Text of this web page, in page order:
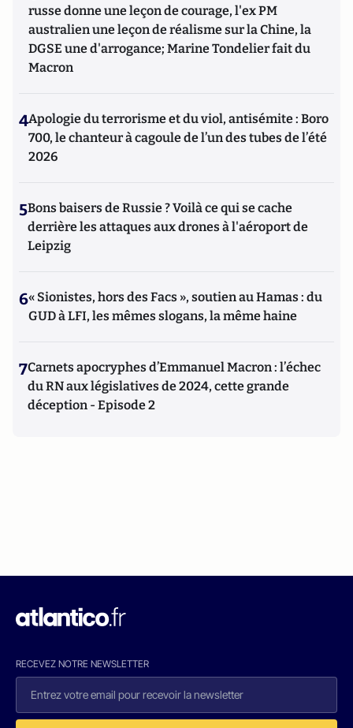
russe donne une leçon de courage, l'ex PM
australien une leçon de réalisme sur la Chine, la
DGSE une d'arrogance; Marine Tondelier fait du
Macron
4Apologie du terrorisme et du viol, antisémite : Boro
700, le chanteur à cagoule de l’un des tubes de l’été
2026
5Bons baisers de Russie ? Voilà ce qui se cache
derrière les attaques aux drones à l'aéroport de
Leipzig
6« Sionistes, hors des Facs », soutien au Hamas : du
GUD à LFI, les mêmes slogans, la même haine
7Carnets apocryphes d’Emmanuel Macron : l’échec
du RN aux législatives de 2024, cette grande
déception - Episode 2
RECEVEZ NOTRE NEWSLETTER